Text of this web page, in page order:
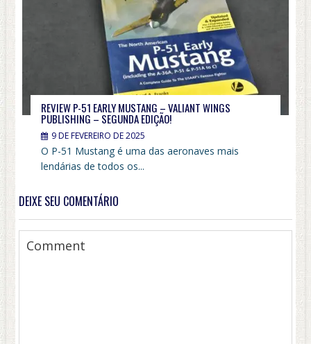
REVIEW P-51 EARLY MUSTANG – VALIANT WINGS
PUBLISHING – SEGUNDA EDIÇÃO!
9 DE FEVEREIRO DE 2025
O P-51 Mustang é uma das aeronaves mais
lendárias de todos os...
DEIXE SEU COMENTÁRIO